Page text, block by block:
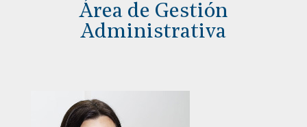
Área de Gestión
Administrativa